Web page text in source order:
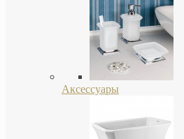
Аксессуары